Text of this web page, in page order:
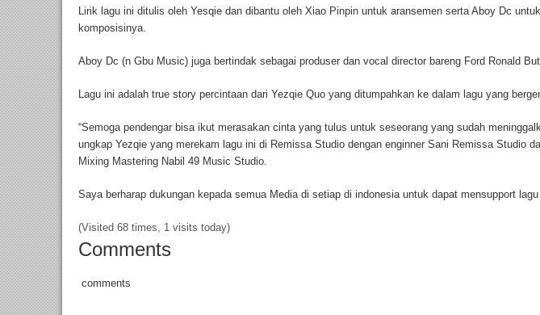
Lirik lagu ini ditulis oleh Yesqie dan dibantu oleh Xiao Pinpin untuk aransemen serta Aboy Dc untuk
komposisinya.
Aboy Dc (n Gbu Music) juga bertindak sebagai produser dan vocal director bareng Ford Ronald
Lagu ini adalah true story percintaan dari Yezqie Quo yang ditumpahkan ke dalam lagu yang
“Semoga pendengar bisa ikut merasakan cinta yang tulus untuk seseorang yang sudah
ungkap Yezqie yang merekam lagu ini di Remissa Studio dengan enginner Sani Remissa Studio
Mixing Mastering Nabil 49 Music Studio.
Saya berharap dukungan kepada semua Media di setiap di indonesia untuk dapat mensupport
(Visited 68 times, 1 visits today)
Comments
comments